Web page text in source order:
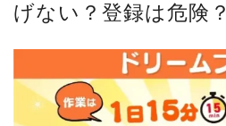
げない？登録は危険？